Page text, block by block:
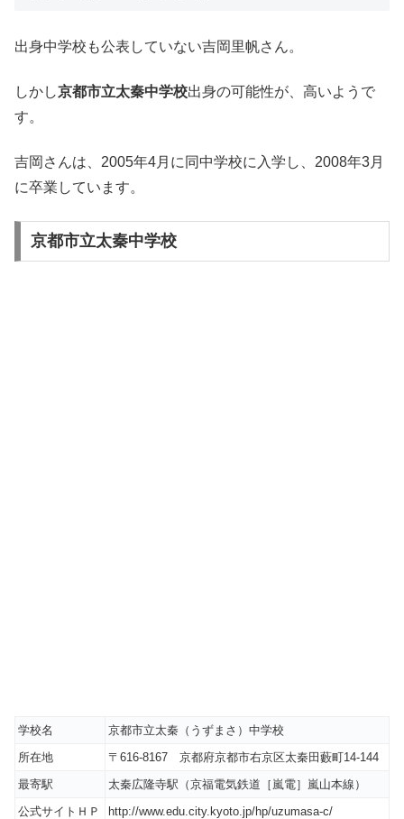
出身中学校も公表していない吉岡里帆さん。
しかし京都市立太秦中学校出身の可能性が、高いようで
す。
吉岡さんは、2005年4月に同中学校に入学し、2008年3月
に卒業しています。
京都市立太秦中学校
学校名
京都市立太秦（うずまさ）中学校
所在地
〒616-8167 京都府京都市右京区太秦田藪町14-144
最寄駅
太秦広隆寺駅（京福電気鉄道［嵐電］嵐山本線）
公式サイトＨＰ
http://www.edu.city.kyoto.jp/hp/uzumasa-c/